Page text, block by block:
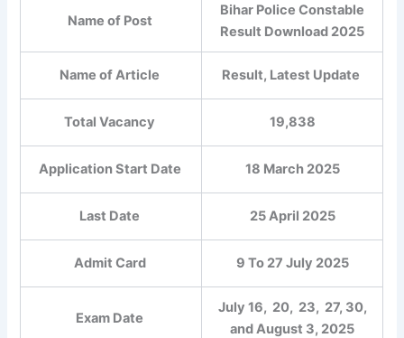
Name of Post
Bihar Police Constable
Result Download 2025
Name of Article Result, Latest Update
Total Vacancy 19,838
Application Start Date 18 March 2025
Last Date 25 April 2025
Admit Card 9 To 27 July 2025
Exam Date
July 16, 20, 23, 27, 30,
and August 3, 2025